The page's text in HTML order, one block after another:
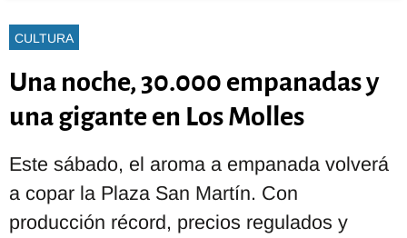
CULTURA
Una noche, 30.000 empanadas y
una gigante en Los Molles
Este sábado, el aroma a empanada volverá
a copar la Plaza San Martín. Con
producción récord, precios regulados y